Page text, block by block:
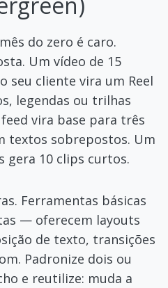
do zero é caro.
Um vídeo de 15
seu cliente vira um Reel
legendas ou trilhas
vira base para três
textos sobrepostos. Um
gera 10 clips curtos.
Ferramentas básicas
— oferecem layouts
de texto, transições
Padronize dois ou
e reutilize: muda a